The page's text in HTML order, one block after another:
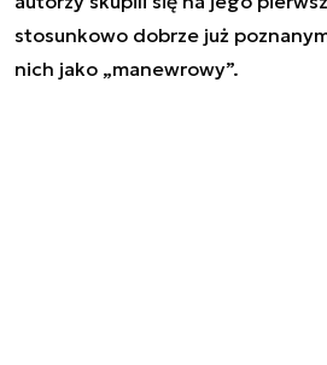
stosunkowo dobrze już
nich jako „manewrowy”.